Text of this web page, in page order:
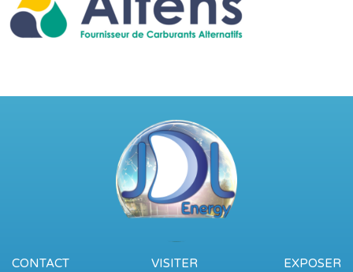
CONTACT VISITER EXPOSER